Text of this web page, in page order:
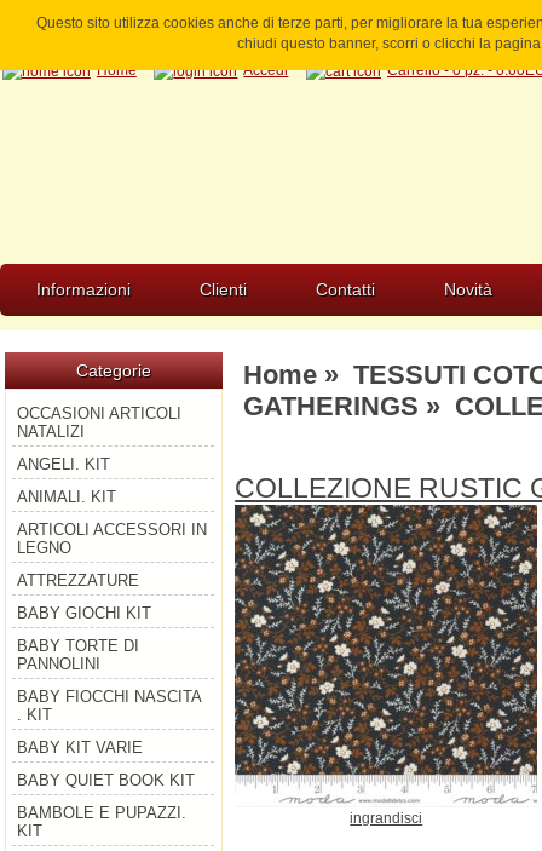
Questo sito utilizza cookies anche di terze parti, per migliorare la tua
chiudi questo banner, scorri o clicchi la
Home
Accedi Carrello - 0 pz. -
Informazioni Clienti Contatti Novità
Categorie
OCCASIONI ARTICOLI
NATALIZI
ANGELI. KIT
ANIMALI. KIT
ARTICOLI ACCESSORI IN
LEGNO
ATTREZZATURE
BABY GIOCHI KIT
BABY TORTE DI
PANNOLINI
BABY FIOCCHI NASCITA
. KIT
BABY KIT VARIE
BABY QUIET BOOK KIT
BAMBOLE E PUPAZZI.
KIT
Home» TESSUTI
GATHERINGS »
COLLEZIONE RUSTIC
ingrandisci